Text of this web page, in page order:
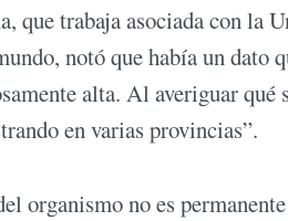
que trabaja asociada con la
notó que había un dato
alta. Al averiguar
en varias provincias”.
organismo no es